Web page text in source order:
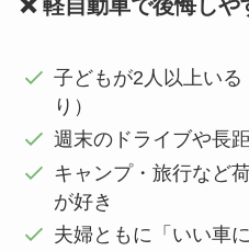
❌ 軽自動車で後悔しや
子どもが2人以上い
り）
週末のドライブや長
キャンプ・旅行など
が好き
夫婦ともに「いい車